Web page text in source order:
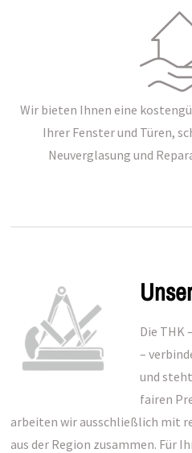
Wir bieten Ihnen eine
Ihrer Fenster und Türen,
Neuverglasung und
Die THK
–
und
fairen
arbeiten wir ausschließlich mit
aus der Region zusammen. Für